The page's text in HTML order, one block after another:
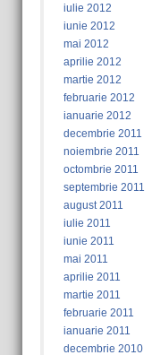
iulie 2012
iunie 2012
mai 2012
aprilie 2012
martie 2012
februarie 2012
ianuarie 2012
decembrie 2011
noiembrie 2011
octombrie 2011
septembrie 2011
august 2011
iulie 2011
iunie 2011
mai 2011
aprilie 2011
martie 2011
februarie 2011
ianuarie 2011
decembrie 2010